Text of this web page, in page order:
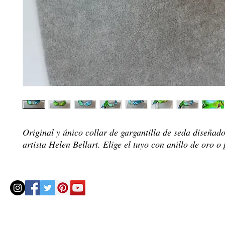
Original y único collar de gargantilla de seda
artista Helen Bellart. Elige el tuyo con anillo de oro o